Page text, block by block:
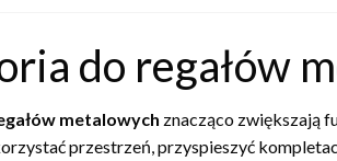
do regałów
metalowych znacząco zwiększają
przestrzeń, przyspieszyć